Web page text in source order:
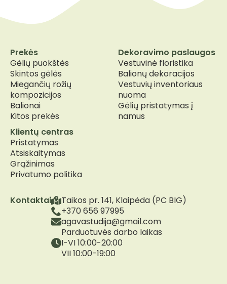
Kontaktai
Taikos pr. 141, Klaipėda (PC BIG)
+370 656 97995
agavastudija@gmail.com
Parduotuvės darbo laikas
I-VI 10:00-20:00
VII 10:00-19:00
Prekės
Gėlių puokštės
Skintos gėlės
Miegančių rožių
kompozicijos
Balionai
Kitos prekės
Dekoravimo paslaugos
Vestuvinė floristika
Balionų dekoracijos
Vestuvių inventoriaus
nuoma
Gėlių pristatymas į
namus
Klientų centras
Pristatymas
Atsiskaitymas
Grąžinimas
Privatumo politika